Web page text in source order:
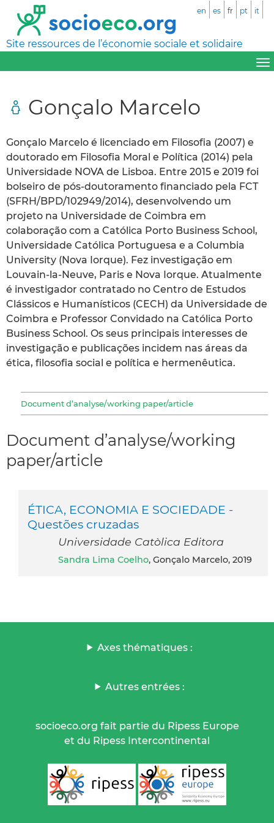
Site ressources de l’économie sociale et solidaire
en es fr pt it
Gonçalo Marcelo
Gonçalo Marcelo é licenciado em Filosofia (2007) e
doutorado em Filosofia Moral e Política (2014) pela
Universidade NOVA de Lisboa. Entre 2015 e 2019 foi
bolseiro de pós-doutoramento financiado pela FCT
(SFRH/BPD/102949/2014), desenvolvendo um
projeto na Universidade de Coimbra em
colaboração com a Católica Porto Business School,
Universidade Católica Portuguesa e a Columbia
University (Nova Iorque). Fez investigação em
Louvain-la-Neuve, Paris e Nova Iorque. Atualmente
é investigador contratado no Centro de Estudos
Clássicos e Humanísticos (CECH) da Universidade de
Coimbra e Professor Convidado na Católica Porto
Business School. Os seus principais interesses de
investigação e publicações incidem nas áreas da
ética, filosofia social e política e hermenêutica.
Document d’analyse/working paper/article
Document d’analyse/working
paper/article
ÉTICA, ECONOMIA E SOCIEDADE -
Questões cruzadas
Universidade Catòlica Editora
Sandra Lima Coelho, Gonçalo Marcelo, 2019
Axes thématiques :
Autres entrées :
socioeco.org fait partie du Ripess Europe
et du Ripess Intercontinental